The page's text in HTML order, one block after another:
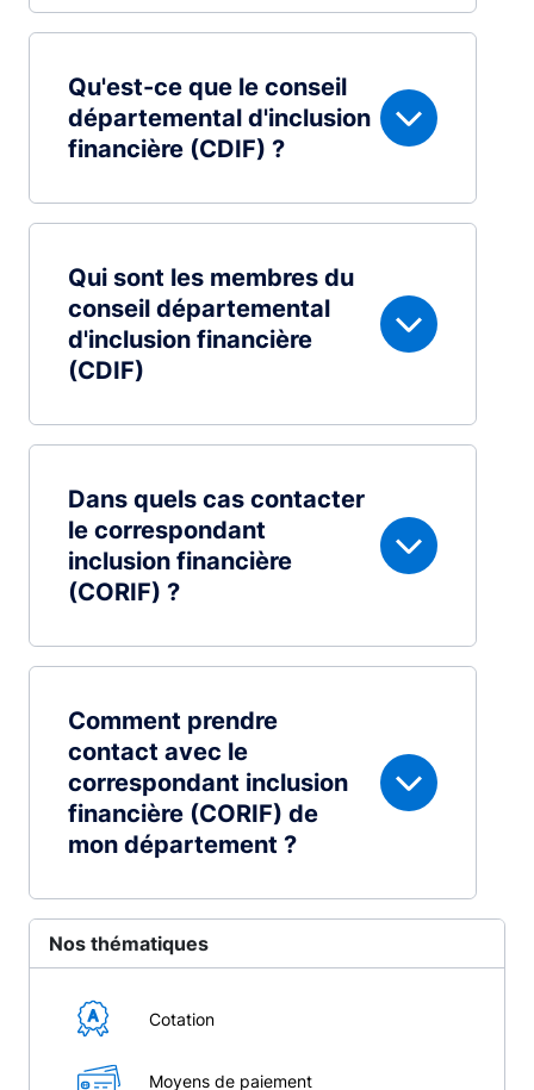
Nos thématiques
Cotation
Moyens de paiement
Qu'est-ce que le conseil
départemental d'inclusion
financière (CDIF) ?
Qui sont les membres du
conseil départemental
d'inclusion financière
(CDIF)
Dans quels cas contacter
le correspondant
inclusion financière
(CORIF) ?
Comment prendre
contact avec le
correspondant inclusion
financière (CORIF) de
mon département ?